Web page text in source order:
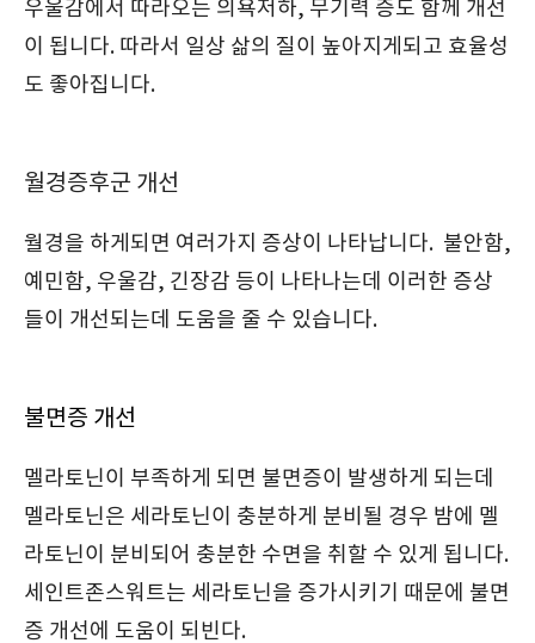
우울감에서 따라오는 의욕저하, 무기력 증도 함께 개선
이 됩니다. 따라서 일상 삶의 질이 높아지게되고 효율성
도 좋아집니다.
월경증후군 개선
월경을 하게되면 여러가지 증상이 나타납니다. 불안함,
예민함, 우울감, 긴장감 등이 나타나는데 이러한 증상
들이 개선되는데 도움을 줄 수 있습니다.
불면증 개선
멜라토닌이 부족하게 되면 불면증이 발생하게 되는데
멜라토닌은 세라토닌이 충분하게 분비될 경우 밤에 멜
라토닌이 분비되어 충분한 수면을 취할 수 있게 됩니다.
세인트존스워트는 세라토닌을 증가시키기 때문에 불면
증 개선에 도움이 되빈다.